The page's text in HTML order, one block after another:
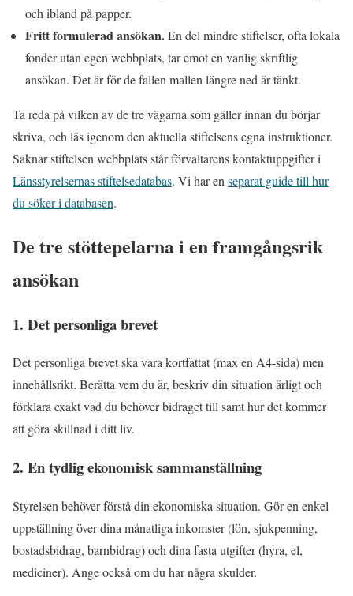
och ibland på papper.
Fritt formulerad ansökan.En del mindre stiftelser, ofta lokala
fonder utan egen webbplats, tar emot en vanlig skriftlig
ansökan. Det är för de fallen mallen längre ned är tänkt.
Ta reda på vilken av de tre vägarna som gäller innan du börjar
skriva, och läs igenom den aktuella stiftelsens egna instruktioner.
Saknar stiftelsen webbplats står förvaltarens kontaktuppgifter i
Länsstyrelsernas stiftelsedatabas. Vi har en separat guide till hur
du söker i databasen.
De tre stöttepelarna i en framgångsrik
ansökan
1. Det personliga brevet
Det personliga brevet ska vara kortfattat (max en A4-sida) men
innehållsrikt. Berätta vem du är, beskriv din situation ärligt och
förklara exakt vad du behöver bidraget till samt hur det kommer
att göra skillnad i ditt liv.
2. En tydlig ekonomisk sammanställning
Styrelsen behöver förstå din ekonomiska situation. Gör en enkel
uppställning över dina månatliga inkomster (lön, sjukpenning,
bostadsbidrag, barnbidrag) och dina fasta utgifter (hyra, el,
mediciner). Ange också om du har några skulder.